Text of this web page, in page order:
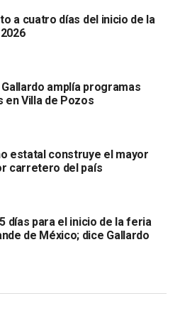
el Gobierno estatal todavía
para enviar otra propuesta
las iniciativas ya
del Estado.
todavía tendríamos tiempo de
reforzar precisamente las
indicó.
postura sobre los proyectos
Verde como por
para el estado.
ninguna de las dos. Creo que
sanas para San Luis Potosí”,
a cuatro días del inicio de la
amplía programas
en Villa de Pozos
estatal construye el mayor
carretero del país
días para el inicio de la feria
de México; dice Gallardo